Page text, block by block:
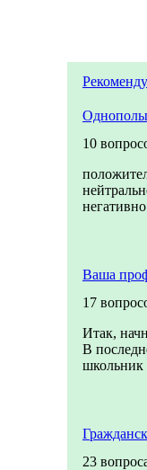
10
негативно
Ваша
17
Итак,
В
школьник
23